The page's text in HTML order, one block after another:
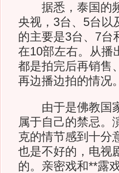
据悉，泰国的频
央视，3台、5台以
的主要是3台、7台
在10部左右。从播
都是拍完后再销售
再边播边拍的情况。
由于是佛教国家
属于自己的禁忌。
克的情节感到十分
也是不好的，电视
的。亲密戏和**露